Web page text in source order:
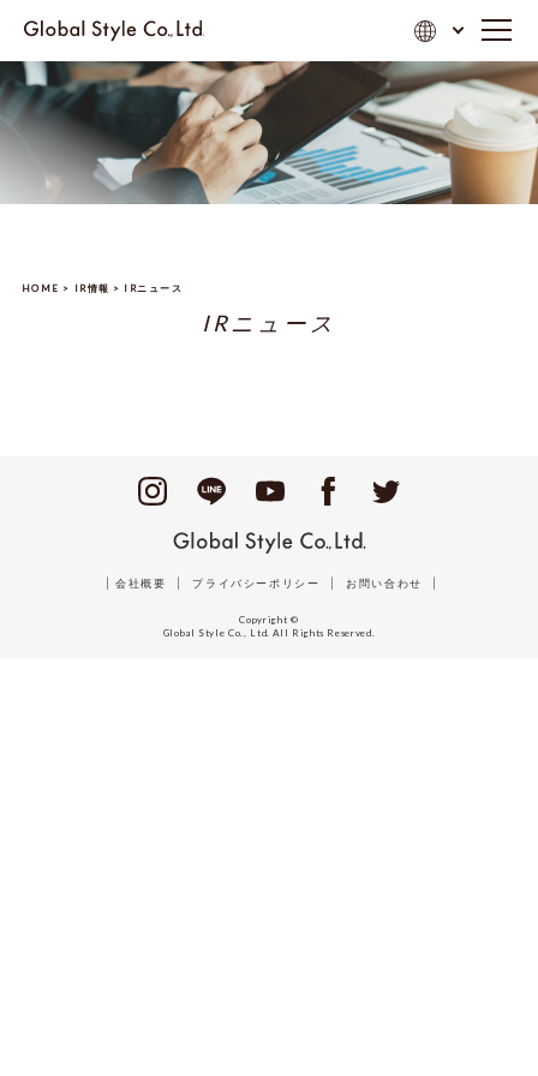
HOME > IR情報 > IRニュース
IRニュース
会社概要 プライバシーポリシー お問い合わせ
Copyright ©
Global Style Co., Ltd. All Rights Reserved.